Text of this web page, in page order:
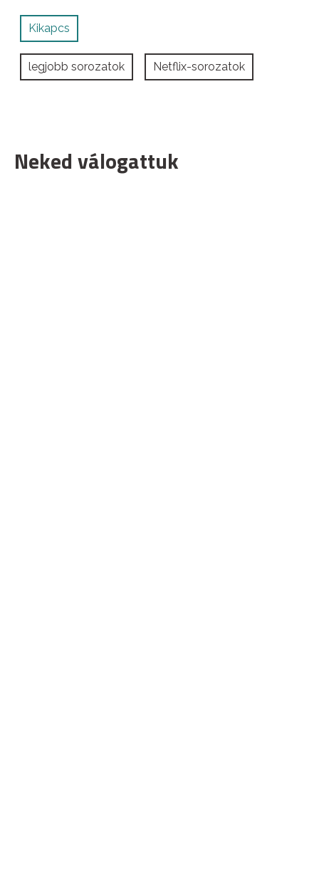
Kikapcs
legjobb sorozatok Netflix-sorozatok
Neked válogattuk